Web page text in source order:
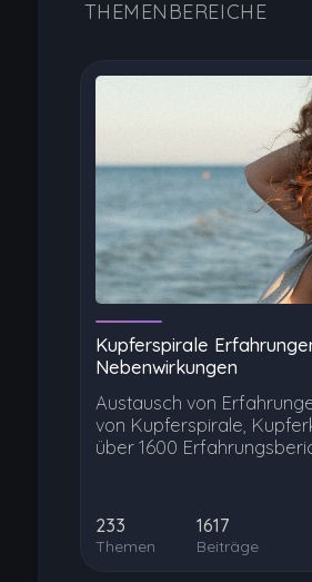
Kupferspirale
Nebenwirkungen
Austausch von
von Kupferspirale,
über 1600
233
Themen
1617
Beiträge